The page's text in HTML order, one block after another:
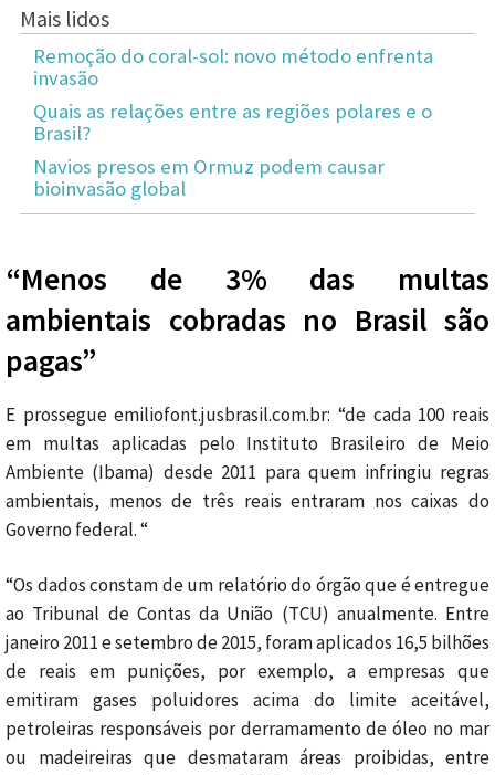
Mais lidos
Remoção do coral-sol: novo método enfrenta
invasão
Quais as relações entre as regiões polares e o
Brasil?
Navios presos em Ormuz podem causar
bioinvasão global
“Menos de 3% das multas
ambientais cobradas no Brasil são
pagas”
E prossegue emiliofont.jusbrasil.com.br: “de cada 100 reais
em multas aplicadas pelo Instituto Brasileiro de Meio
Ambiente (Ibama) desde 2011 para quem infringiu regras
ambientais, menos de três reais entraram nos caixas do
Governo federal. “
“Os dados constam de um relatório do órgão que é entregue
ao Tribunal de Contas da União (TCU) anualmente. Entre
janeiro 2011 e setembro de 2015, foram aplicados 16,5 bilhões
de reais em punições, por exemplo, a empresas que
emitiram gases poluidores acima do limite aceitável,
petroleiras responsáveis por derramamento de óleo no mar
ou madeireiras que desmataram áreas proibidas, entre